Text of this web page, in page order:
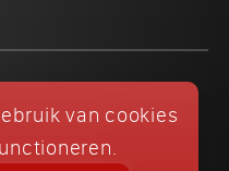
van cookies